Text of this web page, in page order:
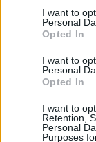
I want to
Personal
Opted In
I want to
Personal
Opted In
I want to
Retention,
Personal
Purposes
kötéslistái
MÁR